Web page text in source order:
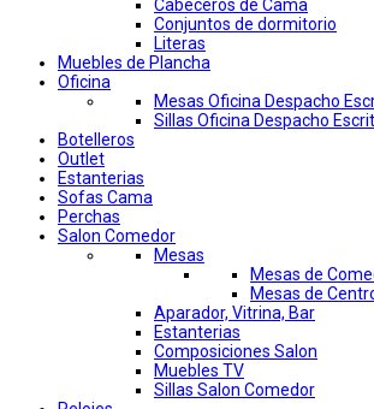
Cabeceros de Cama
Conjuntos de dormitorio
Literas
Muebles de Plancha
Oficina
Mesas Oficina Despacho
Sillas Oficina Despacho
Botelleros
Outlet
Estanterias
Sofas Cama
Perchas
Salon Comedor
Mesas
Mesas de
Mesas de
Aparador, Vitrina, Bar
Estanterias
Composiciones Salon
Muebles TV
Sillas Salon Comedor